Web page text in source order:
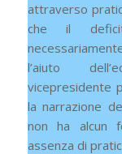
attraverso
che il
l’aiuto
vicepresidente
la narrazione
non ha alcun
assenza di